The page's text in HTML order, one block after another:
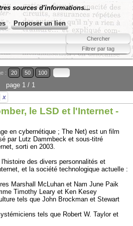
sources d'informations...
Proposer un lien
: 20 50 100
page 1 / 1
x
le LSD et l'Internet -
en cybernétique ; The Net) est un film
par Lutz Dammbeck et sous-titré
sorti en 2003.
des divers personnalités et
et la société technologique actuelle :
Marshall McLuhan et Nam June Paik
Timothy Leary et Ken Kesey
tels que John Brockman et Stewart
tels que Robert W. Taylor et